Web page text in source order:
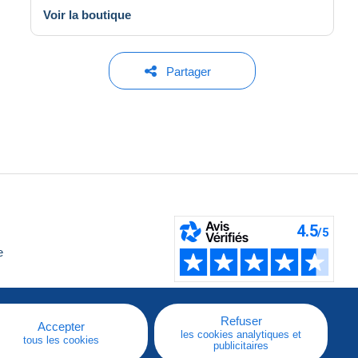
Voir la boutique
Partager
Accepter
tous les cookies
Refuser
les cookies analytiques et
publicitaires